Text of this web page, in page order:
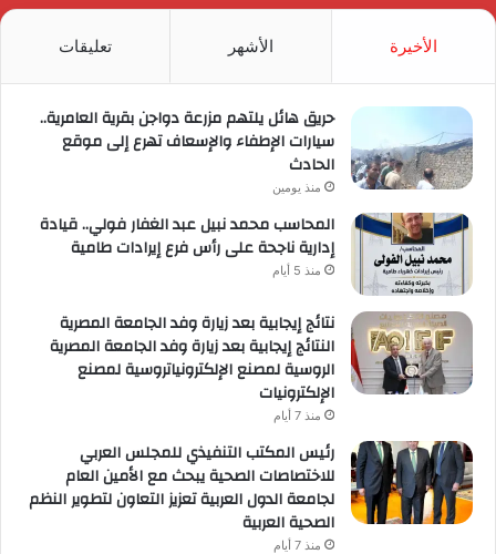
الأخيرة الأشهر تعليقات
حريق هائل يلتهم مزرعة دواجن بقرية العامرية..
سيارات الإطفاء والإسعاف تهرع إلى موقع
الحادث
منذ يومين
المحاسب محمد نبيل عبد الغفار فولي.. قيادة
إدارية ناجحة على رأس فرع إيرادات طامية
منذ 5 أيام
نتائج إيجابية بعد زيارة وفد الجامعة المصرية
النتائج إيجابية بعد زيارة وفد الجامعة المصرية
الروسية لمصنع الإلكترونياتروسية لمصنع
الإلكترونيات
منذ 7 أيام
رئيس المكتب التنفيذي للمجلس العربي
للاختصاصات الصحية يبحث مع الأمين العام
لجامعة الدول العربية تعزيز التعاون لتطوير النظم
الصحية العربية
منذ 7 أيام